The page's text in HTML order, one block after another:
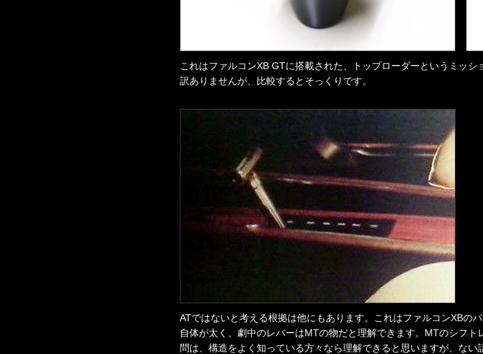
これはファルコンXB GTに搭載された、トップローダーというミッ
訳ありませんが、比較するとそっくりです。
ATではないと考える根拠は他にもあります。これはファルコンXBの
自体が太く、劇中のレバーはMTの物だと理解できます。MTのシフ
問は、構造をよく知っている方々なら理解できると思いますが、な